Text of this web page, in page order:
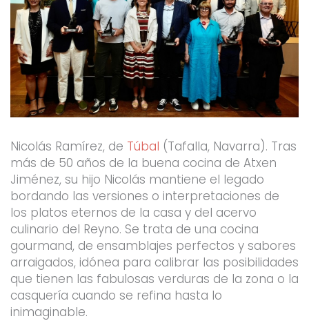
Nicolás Ramírez, de Túbal (Tafalla, Navarra). Tras
más de 50 años de la buena cocina de Atxen
Jiménez, su hijo Nicolás mantiene el legado
bordando las versiones o interpretaciones de
los platos eternos de la casa y del acervo
culinario del Reyno. Se trata de una cocina
gourmand, de ensamblajes perfectos y sabores
arraigados, idónea para calibrar las posibilidades
que tienen las fabulosas verduras de la zona o la
casquería cuando se refina hasta lo
inimaginable.